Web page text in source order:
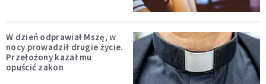
W dzień odprawiał Mszę, w
nocy prowadził drugie życie.
Przełożony kazał mu
opuścić zakon